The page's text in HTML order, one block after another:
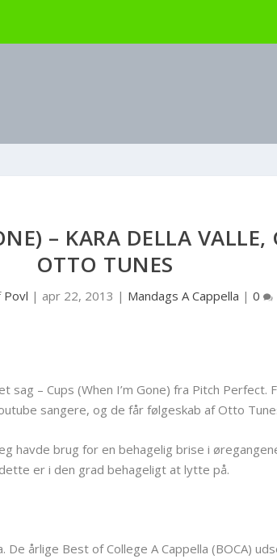
– KARA DELLA VALLE,
OTTO TUNES
Povl | apr 22, 2013 | Mandags A Cappella | 0
sag – Cups (When I’m Gone) fra Pitch Perfect.
sangere, og de får følgeskab af Otto
havde brug for en behagelig brise i
er i den grad behageligt at lytte på.
De årlige Best of College A Cappella (BOCA)